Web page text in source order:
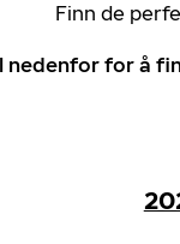
Finn de
nedenfor for å